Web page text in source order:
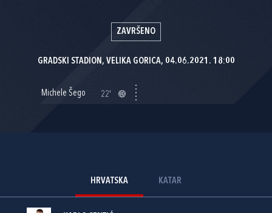
ZAVRŠENO
GRADSKI STADION, VELIKA GORICA, 04.06.2021. 18:00
Michele Šego 22'
HRVATSKA KATAR